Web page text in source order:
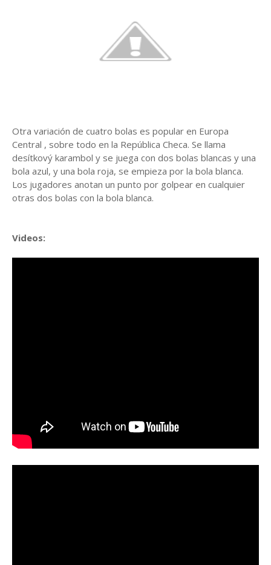
Otra variación de cuatro bolas es popular en Europa
Central , sobre todo en la República Checa. Se llama
desítkový karambol y se juega con dos bolas blancas y una
bola azul, y una bola roja, se empieza por la bola blanca.
Los jugadores anotan un punto por golpear en cualquier
otras dos bolas con la bola blanca.
Videos: